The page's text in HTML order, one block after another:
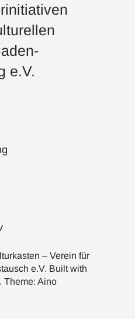
e.V.
– Verein für
e.V. Built with
Theme: Aino